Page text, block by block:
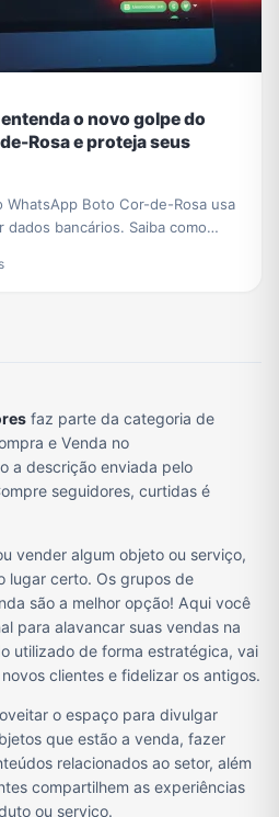
o novo golpe do
Rosa e proteja seus
Boto Cor-de-Rosa usa
bancários. Saiba como
faz parte da categoria de
e Venda no
a descrição enviada pelo
seguidores, curtidas é
vender algum objeto ou serviço,
lugar certo. Os grupos de
são a melhor opção! Aqui você
para alavancar suas vendas na
utilizado de forma estratégica, vai
clientes e fidelizar os antigos.
o espaço para divulgar
que estão a venda, fazer
relacionados ao setor, além
compartilhem as experiências
ou serviço.